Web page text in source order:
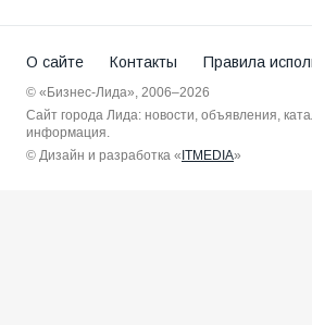
О сайте Контакты Правила
© «Бизнес-Лида», 2006–2026
Сайт города Лида: новости, объявления,
информация.
© Дизайн и разработка «ITMEDIA»